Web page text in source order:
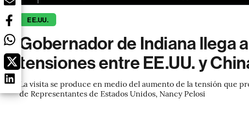
EE.UU.
Gobernador de Indiana llega
tensiones entre EE.UU. y
La visita se produce en medio del aumento de la tensión que
de Representantes de Estados Unidos, Nancy Pelosi